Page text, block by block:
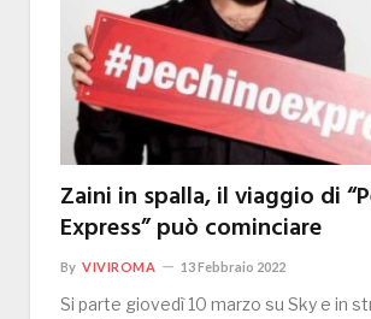
Zaini in spalla, il viaggio di
Express” può cominciare
By VIVIROMA 13 Febbraio 2022
Si parte giovedì 10 marzo su Sky e in